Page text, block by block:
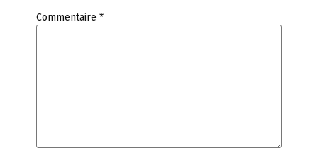
Commentaire *